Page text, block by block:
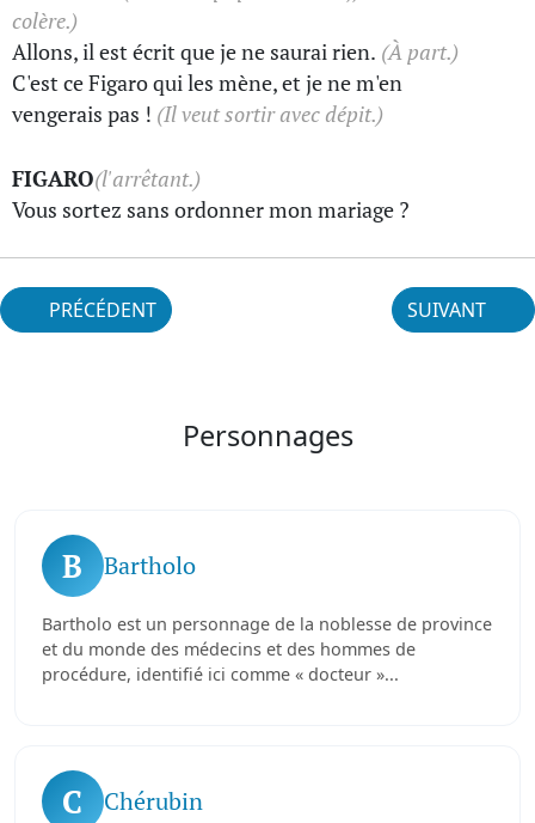
colère.)
Allons, il est écrit que je ne saurai rien. (À part.)
C'est ce Figaro qui les mène, et je ne m'en
vengerais pas ! (Il veut sortir avec dépit.)
FIGARO(l'arrêtant.)
Vous sortez sans ordonner mon mariage ?
PRÉCÉDENT SUIVANT
Personnages
B Bartholo
Bartholo est un personnage de la noblesse de province
et du monde des médecins et des hommes de
procédure, identifié ici comme « docteur »...
C Chérubin